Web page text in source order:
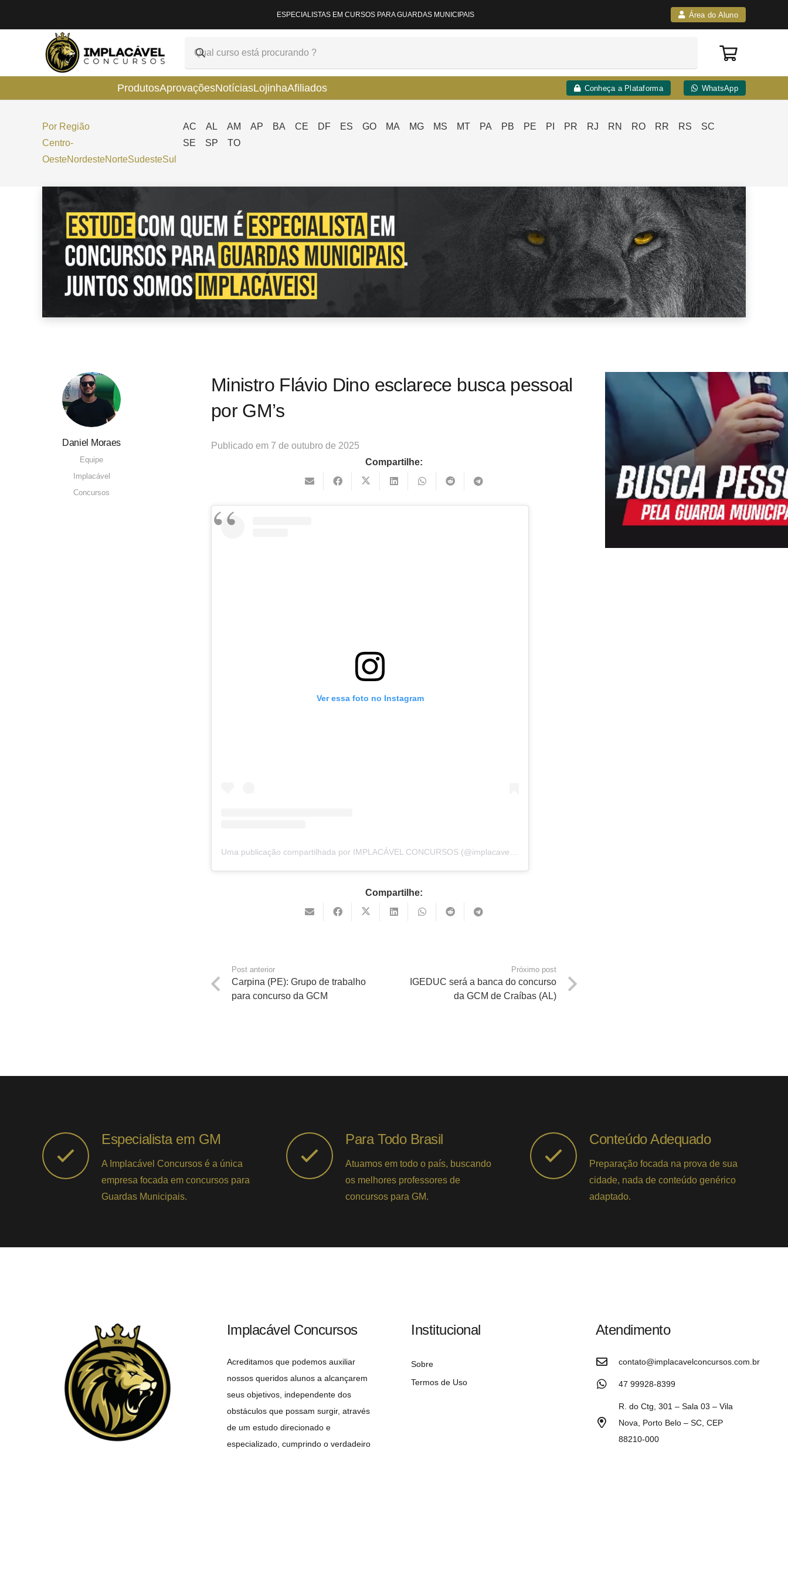
ESPECIALISTAS EM CURSOS PARA GUARDAS MUNICIPAIS Área do Aluno
ProdutosAprovaçõesNotíciasLojinhaAfiliados Conheça a Plataforma WhatsApp
Por Região
Centro-
OesteNordesteNorteSudesteSul
AC AL AM AP BA CE DF ES GO MA MG MS MT PA PB PE PI PR RJ RN RO RR RS
SC
SE
SP TO
Daniel Moraes
Equipe
Implacável
Concursos
Ministro Flávio Dino esclarece busca pessoal
por GM’s
Publicado em 7 de outubro de 2025
Compartilhe:
Ver essa foto no Instagram
Compartilhe:
Post anterior
Carpina (PE): Grupo de trabalho
para concurso da GCM
Próximo post
IGEDUC será a banca do concurso
da GCM de Craíbas (AL)
Especialista em GM
A Implacável Concursos é a única
empresa focada em concursos para
Guardas Municipais.
Para Todo Brasil
Atuamos em todo o país, buscando
os melhores professores de
concursos para GM.
Conteúdo Adequado
Preparação focada na prova de sua
cidade, nada de conteúdo genérico
adaptado.
Implacável Concursos
Acreditamos que podemos auxiliar
nossos queridos alunos a alcançarem
seus objetivos, independente dos
obstáculos que possam surgir, através
de um estudo direcionado e
especializado, cumprindo o verdadeiro
Institucional
Sobre
Termos de Uso
Atendimento
contato@implacavelconcursos.com.br
47 99928-8399
R. do Ctg, 301 – Sala 03 – Vila
Nova, Porto Belo – SC, CEP
88210-000